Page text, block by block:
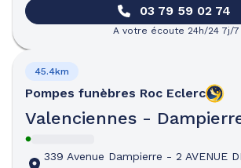
03 79 59 02 74
A votre écoute 24h/24 7j/7
Pompes funèbres Roc Eclerc
Valenciennes -
45.4km
339 Avenue Dampierre - 2 AVENUE